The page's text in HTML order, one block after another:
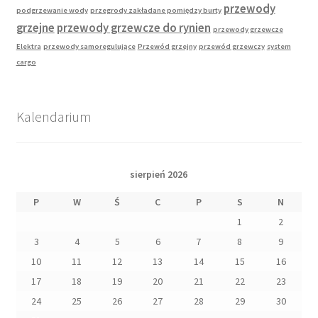
podgrzewanie wody przegrody zakładane pomiędzy burty przewody
grzejne przewody grzewcze do rynien przewody grzewcze
Elektra przewody samoregulujące Przewód grzejny przewód grzewczy system
cargo
Kalendarium
sierpień 2026
P W Ś C P S
N
1
2
3
4 5 6 7 8
9
10
11 12 13 14 15
16
17
18 19 20 21 22
23
24
25 26 27 28 29
30